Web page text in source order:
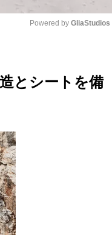
Powered by GliaStudios
とシートを備